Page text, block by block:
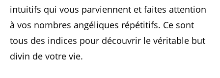
intuitifs qui vous parviennent et faites attention
à vos nombres angéliques répétitifs. Ce sont
tous des indices pour découvrir le véritable but
divin de votre vie.